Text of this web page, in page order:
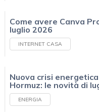
Come avere Canva
luglio 2026
INTERNET CASA
Nuova crisi
Hormuz: le novità di
ENERGIA